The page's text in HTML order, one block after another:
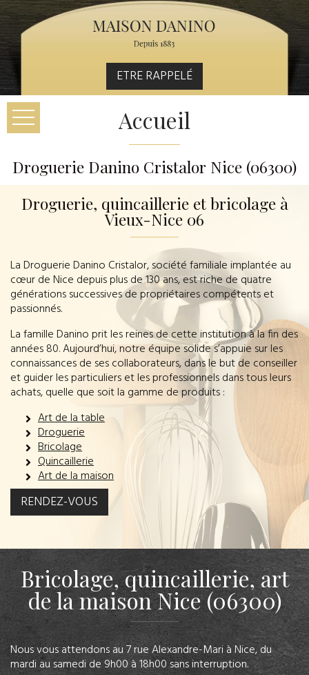
ETRE RAPPELÉ
Accueil
Droguerie Danino Cristalor Nice (06300)
Droguerie, quincaillerie et bricolage à
Vieux-Nice 06
La Droguerie Danino Cristalor, société familiale implantée au
cœur de Nice depuis plus de 130 ans, est riche de quatre
générations successives de propriétaires compétents et
passionnés.
La famille Danino prit les reines de cette institution à la fin des
années 80. Aujourd’hui, notre équipe solide s’appuie sur les
connaissances de ses collaborateurs, dans le but de conseiller
et guider les particuliers et les professionnels dans tous leurs
achats, quelle que soit la gamme de produits :
Art de la table
Droguerie
Bricolage
Quincaillerie
Art de la maison
RENDEZ-VOUS
Bricolage, quincaillerie, art
de la maison Nice (06300)
Nous vous attendons au 7 rue Alexandre-Mari à Nice, du
mardi au samedi de 9h00 à 18h00 sans interruption.